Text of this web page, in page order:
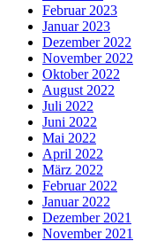
Februar 2023
Januar 2023
Dezember 2022
November 2022
Oktober 2022
August 2022
Juli 2022
Juni 2022
Mai 2022
April 2022
März 2022
Februar 2022
Januar 2022
Dezember 2021
November 2021